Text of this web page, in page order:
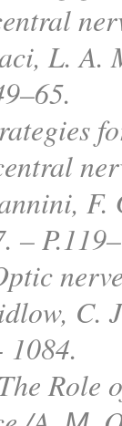
L. A.
–
C.
Role